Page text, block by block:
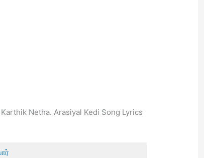
Netha. Arasiyal Kedi Song Lyrics